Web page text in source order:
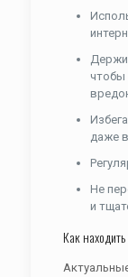
чтобы
даже
Не
и
Как